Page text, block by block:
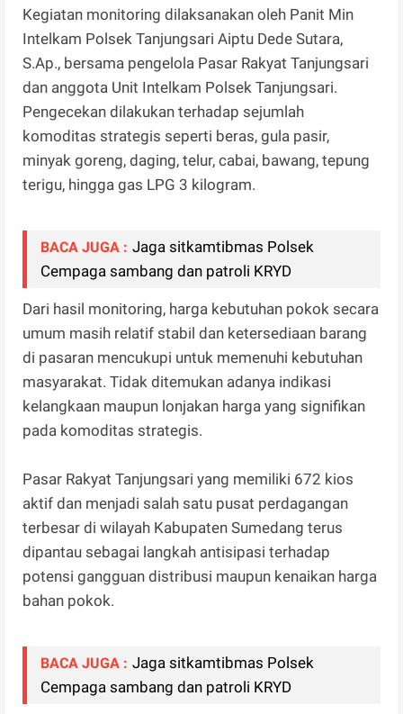
Kegiatan monitoring dilaksanakan oleh Panit Min
Intelkam Polsek Tanjungsari Aiptu Dede Sutara,
S.Ap., bersama pengelola Pasar Rakyat Tanjungsari
dan anggota Unit Intelkam Polsek Tanjungsari.
Pengecekan dilakukan terhadap sejumlah
komoditas strategis seperti beras, gula pasir,
minyak goreng, daging, telur, cabai, bawang, tepung
terigu, hingga gas LPG 3 kilogram.
BACA JUGA : Jaga sitkamtibmas Polsek
Cempaga sambang dan patroli KRYD
Dari hasil monitoring, harga kebutuhan pokok secara
umum masih relatif stabil dan ketersediaan barang
di pasaran mencukupi untuk memenuhi kebutuhan
masyarakat. Tidak ditemukan adanya indikasi
kelangkaan maupun lonjakan harga yang signifikan
pada komoditas strategis.
Pasar Rakyat Tanjungsari yang memiliki 672 kios
aktif dan menjadi salah satu pusat perdagangan
terbesar di wilayah Kabupaten Sumedang terus
dipantau sebagai langkah antisipasi terhadap
potensi gangguan distribusi maupun kenaikan harga
bahan pokok.
BACA JUGA : Jaga sitkamtibmas Polsek
Cempaga sambang dan patroli KRYD